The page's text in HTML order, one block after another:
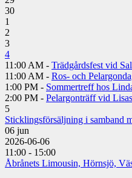
30
1
2
3
4
11:00 AM - Trädgårdsfest vid
11:00 AM - Ros- och
1:00 PM - Sommertreff hos
2:00 PM - Pelargonträff vid
5
Sticklingsförsäljning i samband
06 jun
2026-06-06
11:00 - 15:00
Åbrånets Limousin, Hörnsjö,